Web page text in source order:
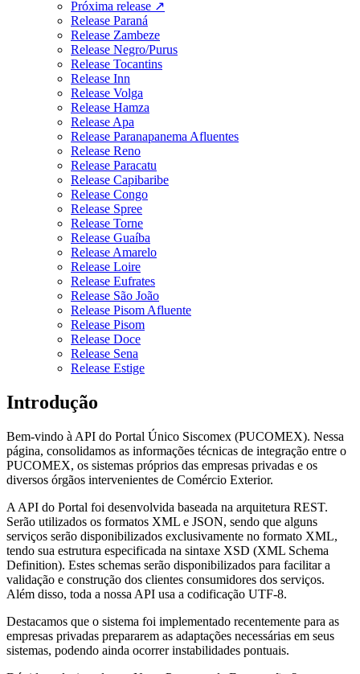
Próxima release ↗
Release Paraná
Release Zambeze
Release Negro/Purus
Release Tocantins
Release Inn
Release Volga
Release Hamza
Release Apa
Release Paranapanema Afluentes
Release Reno
Release Paracatu
Release Capibaribe
Release Congo
Release Spree
Release Torne
Release Guaíba
Release Amarelo
Release Loire
Release Eufrates
Release São João
Release Pisom Afluente
Release Pisom
Release Doce
Release Sena
Release Estige
Introdução
Bem-vindo à API do Portal Único Siscomex (PUCOMEX). Nessa
página, consolidamos as informações técnicas de integração entre o
PUCOMEX, os sistemas próprios das empresas privadas e os
diversos órgãos intervenientes de Comércio Exterior.
A API do Portal foi desenvolvida baseada na arquitetura REST.
Serão utilizados os formatos XML e JSON, sendo que alguns
serviços serão disponibilizados exclusivamente no formato XML,
tendo sua estrutura especificada na sintaxe XSD (XML Schema
Definition). Estes schemas serão disponibilizados para facilitar a
validação e construção dos clientes consumidores dos serviços.
Além disso, toda a nossa API usa a codificação UTF-8.
Destacamos que o sistema foi implementado recentemente para as
empresas privadas prepararem as adaptações necessárias em seus
sistemas, podendo ainda ocorrer instabilidades pontuais.